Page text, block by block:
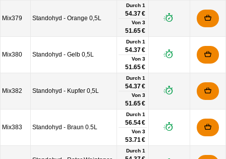
Mix379 Standohyd - Orange 0,5L
Durch 1
54.37 €
Von 3
51.65 €
Mix380 Standohyd - Gelb 0,5L
Durch 1
54.37 €
Von 3
51.65 €
Mix382 Standohyd - Kupfer 0,5L
Durch 1
54.37 €
Von 3
51.65 €
Mix383 Standohyd - Braun 0.5L
Durch 1
56.54 €
Von 3
53.71 €
Durch 1